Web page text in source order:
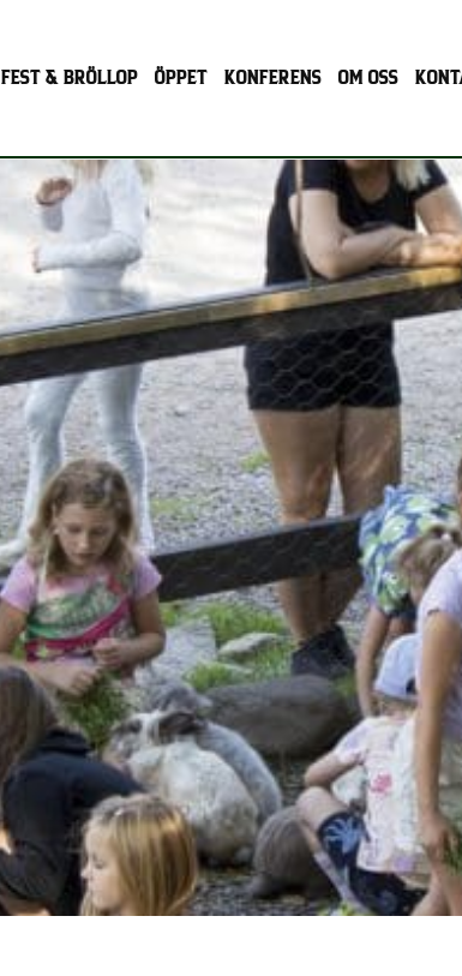
FEST & BRÖLLOP ÖPPET KONFERENS OM OSS